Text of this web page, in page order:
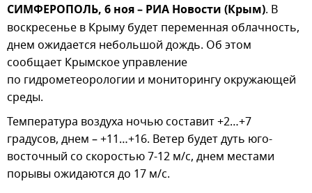
СИМФЕРОПОЛЬ, 6 ноя – РИА Новости (Крым). В
воскресенье в Крыму будет переменная облачность,
днем ожидается небольшой дождь. Об этом
сообщает Крымское управление
по гидрометеорологии и мониторингу окружающей
среды.
Температура воздуха ночью составит +2…+7
градусов, днем – +11…+16. Ветер будет дуть юго-
восточный со скоростью 7-12 м/с, днем местами
порывы ожидаются до 17 м/с.